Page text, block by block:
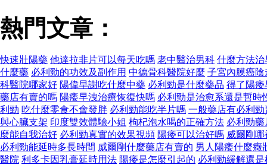
熱門文章：
快速壯陽藥 他達拉非片可以每天吃嗎 老中醫治男科 什麼方法治
什麼藥 必利勁的功效及副作用 中德骨科醫院好麼 子宮內膜癌陰
科醫院哪家好 陽偉早謝吃什麼中藥 必利勁是什麼藥品 得了陽痿
藥店有賣的嗎 陽痿早洩治療恢復快嗎 必利勁是治愈系還是暫時
利勁 吃什麼零食不會發胖 必利勁能吃半片嗎 一般藥店有必利勁
與心臟支架 印度雙效體驗小姐 枸杞泡水喝的正確方法 必利勁
麼能自我治好 必利勁真實的效果視頻 陽痿可以治好嗎 威爾剛
必利勁能延時多長時間 威爾剛什麼藥店有賣的 男人陽痿什麼癥
醫院 利多卡因乳膏延時用法 陽痿是怎麼引起的 必利勁緩解還是